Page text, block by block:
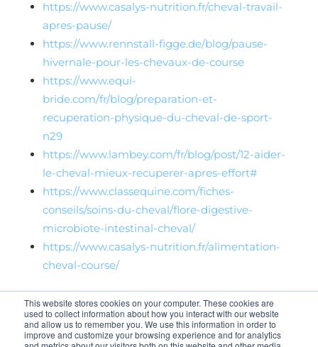
This website stores cookies on your computer. These cookies are
used to collect information about how you interact with our website
and allow us to remember you. We use this information in order to
improve and customize your browsing experience and for analytics
https://www.casalys-nutrition.fr/cheval-travail-
apres-pause/
https://www.rennstall-figge.de/blog/pause-
hivernale-pour-les-chevaux-de-course
https://www.equi-
bride.com/fr/blog/preparation-et-
recuperation-physique-du-cheval-de-sport-
n29
https://www.lambey.com/fr/blog/post/12-aider-
le-cheval-mieux-recuperer-apres-effort#
https://www.classequine.com/fiches-
conseils/soins-du-cheval/flore-digestive-
microbiote-intestinal-cheval/
https://www.casalys-nutrition.fr/alimentation-
cheval-course/